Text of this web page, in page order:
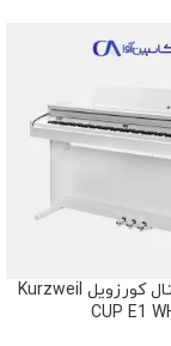
پیانو دیجیتال کورزویل Kurzweil
CUP E1